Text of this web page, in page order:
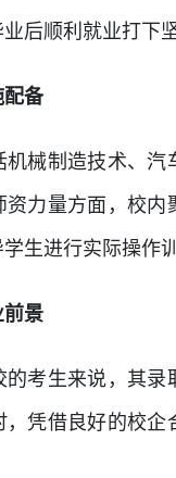
后顺利就业打下
配备
机械制造技术、
资力量方面，校
生进行实际操作训
前景
的考生来说，其
凭借良好的校